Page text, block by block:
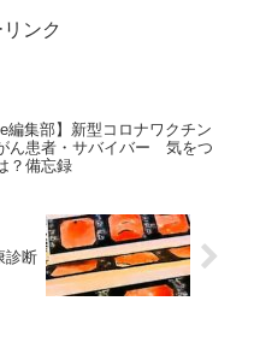
ンク
編集部】新型コロナワクチン
患者・サバイバー 気をつ
？備忘録
診断